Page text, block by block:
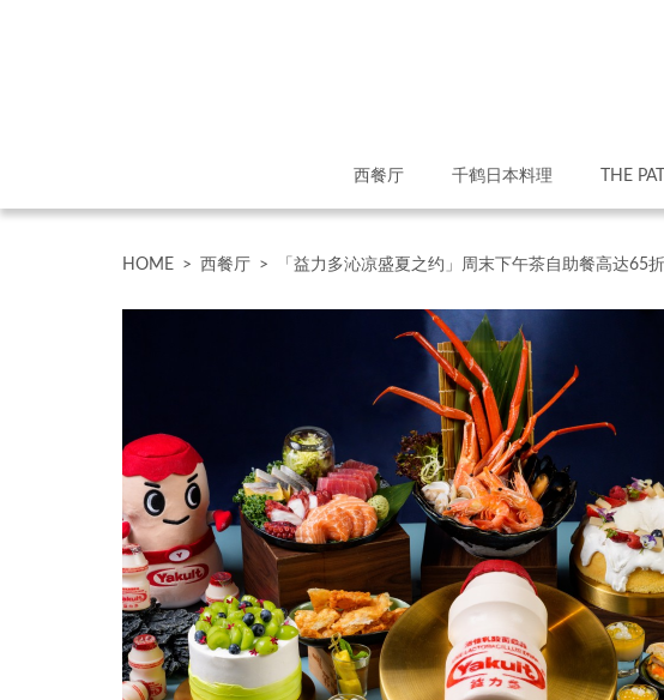
西餐厅 千鹤日本料理 THE
HOME > 西餐厅 > 「益力多沁凉盛夏之约」周末下午茶自助餐高达65